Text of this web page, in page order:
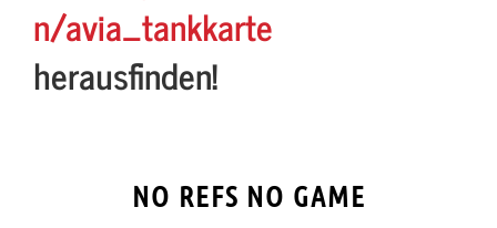
n/avia_tankkarte
herausfinden!
NO REFS NO GAME